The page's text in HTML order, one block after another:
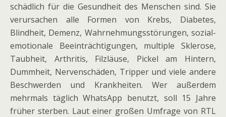
schädlich für die Gesundheit des Menschen sind. Sie
verursachen alle Formen von Krebs, Diabetes,
Blindheit, Demenz, Wahrnehmungsstörungen, sozial-
emotionale Beeinträchtigungen, multiple Sklerose,
Taubheit, Arthritis, Filzläuse, Pickel am Hintern,
Dummheit, Nervenschäden, Tripper und viele andere
Beschwerden und Krankheiten. Wer außerdem
mehrmals täglich WhatsApp benutzt, soll 15 Jahre
früher sterben. Laut einer großen Umfrage von RTL